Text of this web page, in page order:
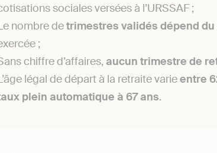
sociales versées à l’URSSAF ;
nombre detrimestres validés dépend
;
chiffre d’affaires, aucun trimestre de
légal de départ à la retraite varieentre
plein automatique à 67 ans.